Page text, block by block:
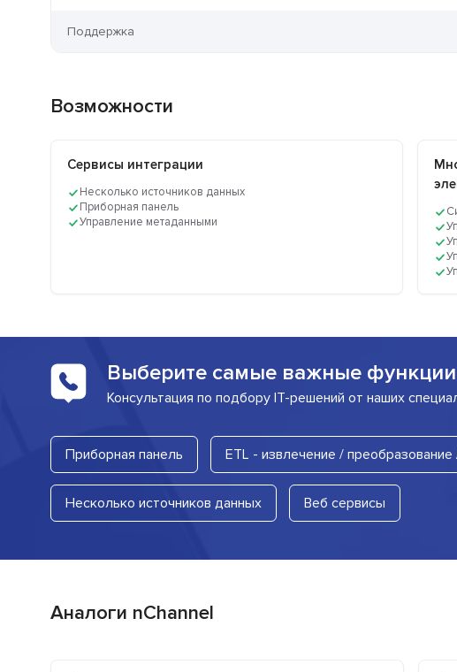
Поддержка
Возможности
Сервисы интеграции
Несколько источников данных
Приборная панель
Управление метаданными
Выберите самые важные функции
Консультация по подбору IT-решений от наших
Приборная панель ETL - извлечение / преобразование
Несколько источников данных Веб сервисы
Аналоги nChannel